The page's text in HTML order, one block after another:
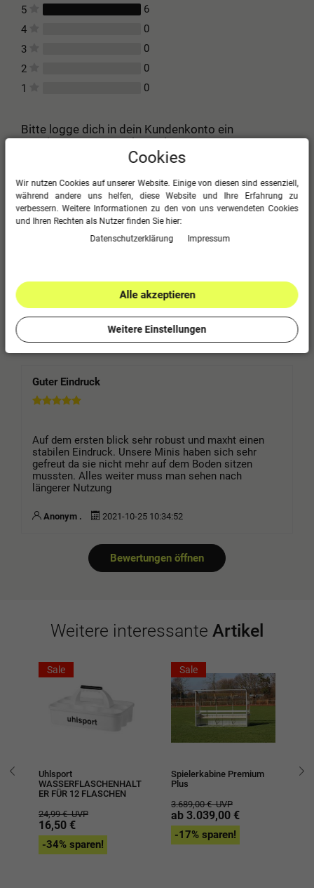
5
6
4
0
3
0
2
0
1
0
Bitte logge dich in dein Kundenkonto ein
um eine Bewertung abzugeben.
Bank
Gute Qualität. Kommt mit einer Tasche an. Bei
anderen muss man die Tasche separat dazu kaufen.
Preis Leistung ist top
Guter Eindruck
Auf dem ersten blick sehr robust und maxht einen
stabilen Eindruck. Unsere Minis haben sich sehr
gefreut da sie nicht mehr auf dem Boden sitzen
mussten. Alles weiter muss man sehen nach
längerer Nutzung
Anonym . 2021-10-25 10:34:52
Bewertungen öffnen
Weitere interessante Artikel
Sale
Uhlsport
WASSERFLASCHENHALT
ER FÜR 12 FLASCHEN
24,99 €UVP
16,50 €
-34% sparen!
Sale
Spielerkabine Premium
Plus
3.689,00 €UVP
ab 3.039,00 €
-17% sparen!
Cookies
Wir nutzen Cookies auf unserer Website. Einige von diesen sind essenziell,
während andere uns helfen, diese Website und Ihre Erfahrung zu
verbessern. Weitere Informationen zu den von uns verwendeten Cookies
und Ihren Rechten als Nutzer finden Sie hier:
Daten­schutz­erklärung
Impressum
Alle akzeptieren
Weitere Einstellungen